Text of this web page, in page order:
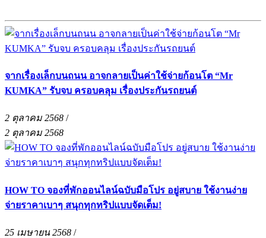
จากเรื่องเล็กบนถนน อาจกลายเป็นค่าใช้จ่ายก้อนโต “Mr
KUMKA” รับจบ ครอบคลุม เรื่องประกันรถยนต์
2 ตุลาคม 2568 /
2 ตุลาคม 2568
HOW TO จองที่พักออนไลน์ฉบับมือโปร อยู่สบาย ใช้งานง่าย
จ่ายราคาเบาๆ สนุกทุกทริปแบบจัดเต็ม!
25 เมษายน 2568 /